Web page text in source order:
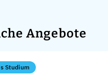
Angebote
Studium